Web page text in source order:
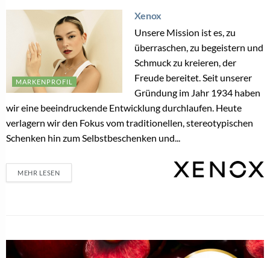
MARKENPROFIL
Xenox
Unsere Mission ist es, zu
überraschen, zu begeistern und
Schmuck zu kreieren, der
Freude bereitet. Seit unserer
Gründung im Jahr 1934 haben
wir eine beeindruckende Entwicklung durchlaufen. Heute
verlagern wir den Fokus vom traditionellen, stereotypischen
Schenken hin zum Selbstbeschenken und...
MEHR LESEN